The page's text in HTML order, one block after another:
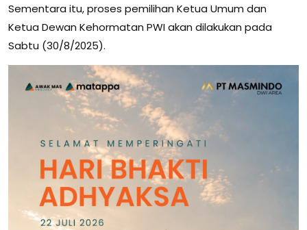
Sementara itu, proses pemilihan Ketua Umum dan
Ketua Dewan Kehormatan PWI akan dilakukan pada
Sabtu (30/8/2025).